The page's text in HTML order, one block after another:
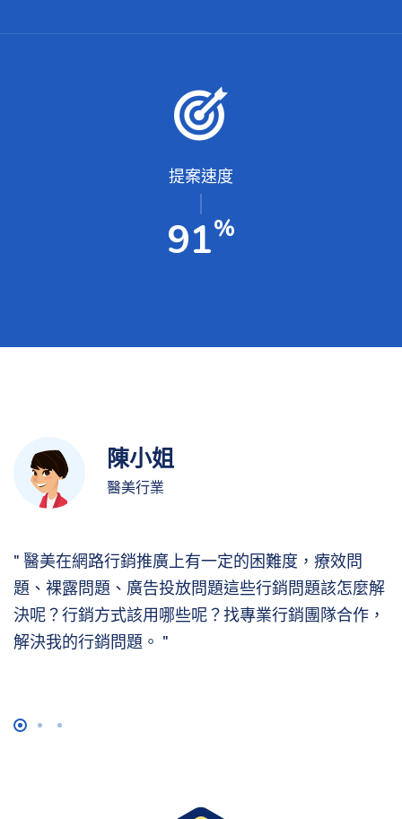
提案速度
100%
陳小姐
醫美行業
醫美在網路行銷推廣上有一定的困難度，療效問
題、裸露問題、廣告投放問題這些行銷問題該怎麼解
決呢？行銷方式該用哪些呢？找專業行銷團隊合作，
解決我的行銷問題。
1 2 3